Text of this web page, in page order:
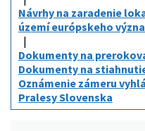
Návrhy na zaradenie
území európskeho
Dokumenty na
Dokumenty na
Oznámenie zámeru
Pralesy Slovenska